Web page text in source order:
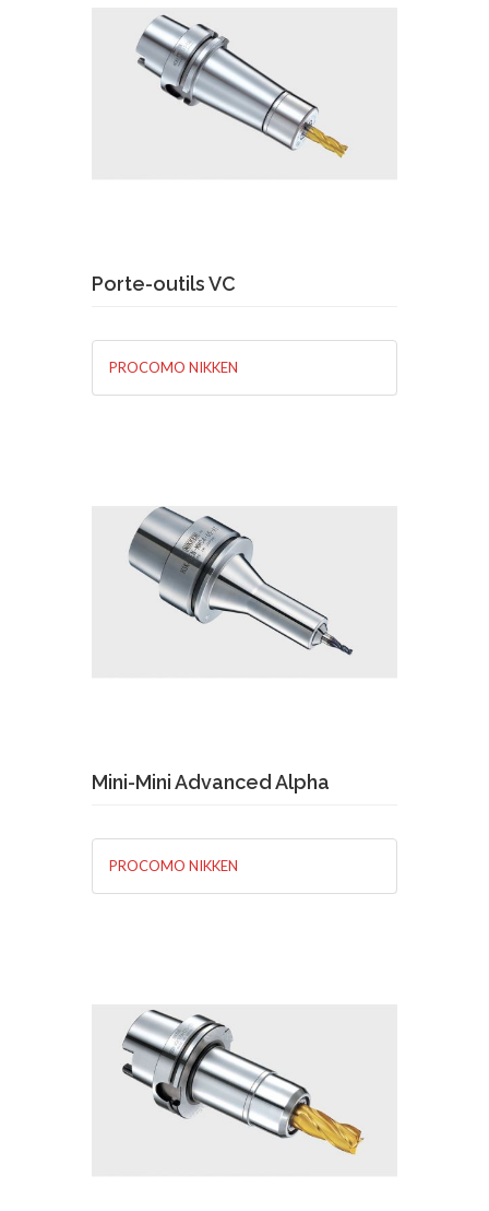
Demande de devis
Porte-outils VC
PROCOMO NIKKEN
Demande de devis En savoir plus
Mini-Mini Advanced Alpha
PROCOMO NIKKEN